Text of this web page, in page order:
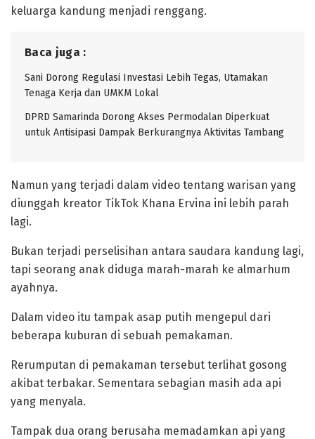
keluarga kandung menjadi renggang.
Baca juga :
Sani Dorong Regulasi Investasi Lebih Tegas, Utamakan
Tenaga Kerja dan UMKM Lokal
DPRD Samarinda Dorong Akses Permodalan Diperkuat
untuk Antisipasi Dampak Berkurangnya Aktivitas Tambang
Namun yang terjadi dalam video tentang warisan yang
diunggah kreator TikTok Khana Ervina ini lebih parah
lagi.
Bukan terjadi perselisihan antara saudara kandung lagi,
tapi seorang anak diduga marah-marah ke almarhum
ayahnya.
Dalam video itu tampak asap putih mengepul dari
beberapa kuburan di sebuah pemakaman.
Rerumputan di pemakaman tersebut terlihat gosong
akibat terbakar. Sementara sebagian masih ada api
yang menyala.
Tampak dua orang berusaha memadamkan api yang